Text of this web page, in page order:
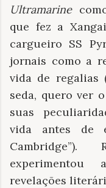
Ultramarine
que fez a
cargueiro SS
jornais como a
vida de regalias
seda, quero ver
suas
vida antes de
revelações